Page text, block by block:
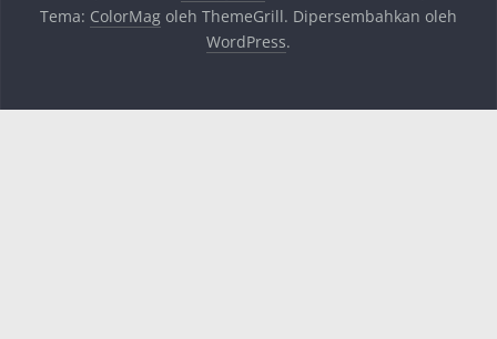
Tema: ColorMagoleh ThemeGrill. Dipersembahkan oleh
WordPress.